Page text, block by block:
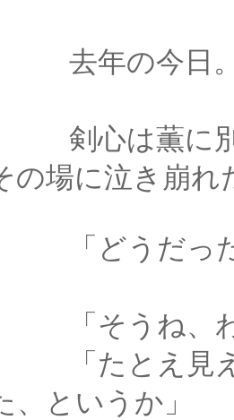
日。風の強
に別れを告
の場に泣き崩れ
ったかな･･
、わた
見えていた
というか」